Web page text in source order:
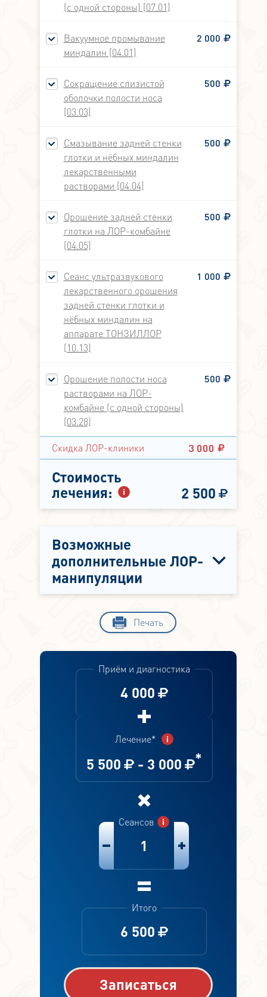
(с одной стороны) [07.01]
Вакуумное промывание
миндалин [04.01]
2 000
Сокращение слизистой
оболочки полости носа
[03.03]
500
Смазывание задней стенки
глотки и нёбных миндалин
лекарственными
растворами [04.04]
500
Орошение задней стенки
глотки на ЛОР-комбайне
[04.05]
500
Сеанс ультразвукового
лекарственного орошения
задней стенки глотки и
нёбных миндалин на
аппарате ТОНЗИЛЛОР
[10.13]
1 000
Орошение полости носа
растворами на ЛОР-
комбайне (с одной стороны)
[03.28]
500
Скидка ЛОР-клиники 3 000
Стоимость
лечения:
2 500
Возможные
дополнительные ЛОР-
манипуляции
Печать
4 000
Приём и диагностика
5 500 - 3 000 *
Лечение*
1
Сеансов
6 500
Итого
Записаться